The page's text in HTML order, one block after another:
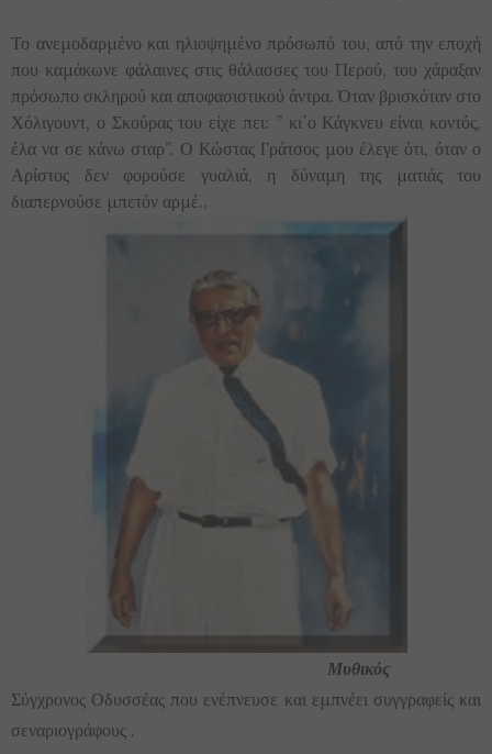
Το ανεμοδαρμένο και ηλιοψημένο πρόσωπό του, από την εποχή
που καμάκωνε φάλαινες στις θάλασσες του Περού, του χάραξαν
πρόσωπο σκληρού και αποφασιστικού άντρα. Όταν βρισκόταν στο
Χόλιγουντ, ο Σκούρας του είχε πει: ” κι΄ο Κάγκνευ είναι κοντός,
έλα να σε κάνω σταρ”. Ο Κώστας Γράτσος μου έλεγε ότι, όταν ο
Αρίστος δεν φορούσε γυαλιά, η δύναμη της ματιάς του
διαπερνούσε μπετόν αρμέ..
Μυθικός
Σύγχρονος Οδυσσέας που ενέπνευσε και εμπνέει συγγραφείς και
σεναριογράφους .